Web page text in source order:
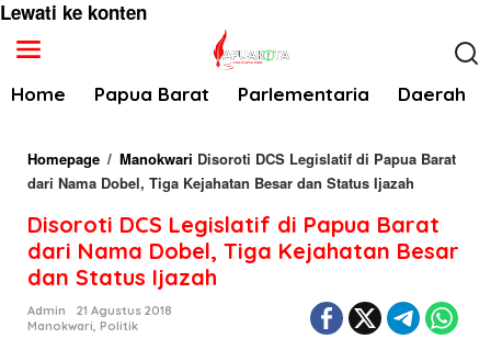
Lewati ke konten
Home Papua Barat Parlementaria Daerah
Homepage / Manokwari Disoroti DCS Legislatif di Papua Barat
dari Nama Dobel, Tiga Kejahatan Besar dan Status Ijazah
Disoroti DCS Legislatif di Papua Barat
dari Nama Dobel, Tiga Kejahatan Besar
dan Status Ijazah
Admin
21 Agustus 2018
Manokwari, Politik